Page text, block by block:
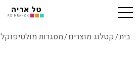
בית/קטלוג מוצרים/מסגרות מולטיפוקל